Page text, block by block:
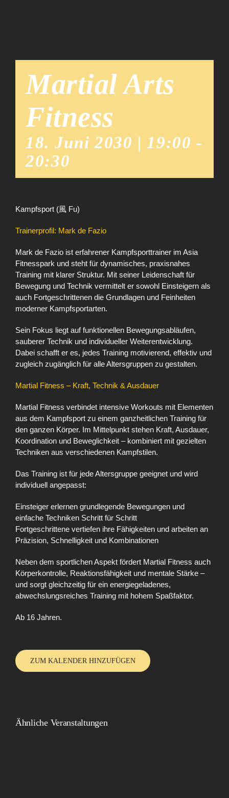
Martial Arts
Fitness
18. Juni 2030 | 19:00 -
20:30
Kampfsport (風 Fu)
Trainerprofil: Mark de Fazio
Mark de Fazio ist erfahrener Kampfsporttrainer im Asia
Fitnesspark und steht für dynamisches, praxisnahes
Training mit klarer Struktur. Mit seiner Leidenschaft für
Bewegung und Technik vermittelt er sowohl Einsteigern als
auch Fortgeschrittenen die Grundlagen und Feinheiten
moderner Kampfsportarten.
Sein Fokus liegt auf funktionellen Bewegungsabläufen,
sauberer Technik und individueller Weiterentwicklung.
Dabei schafft er es, jedes Training motivierend, effektiv und
zugleich zugänglich für alle Altersgruppen zu gestalten.
Martial Fitness – Kraft, Technik & Ausdauer
Martial Fitness verbindet intensive Workouts mit Elementen
aus dem Kampfsport zu einem ganzheitlichen Training für
den ganzen Körper. Im Mittelpunkt stehen Kraft, Ausdauer,
Koordination und Beweglichkeit – kombiniert mit gezielten
Techniken aus verschiedenen Kampfstilen.
Das Training ist für jede Altersgruppe geeignet und wird
individuell angepasst:
Einsteiger erlernen grundlegende Bewegungen und
einfache Techniken Schritt für Schritt
Fortgeschrittene vertiefen ihre Fähigkeiten und arbeiten an
Präzision, Schnelligkeit und Kombinationen
Neben dem sportlichen Aspekt fördert Martial Fitness auch
Körperkontrolle, Reaktionsfähigkeit und mentale Stärke –
und sorgt gleichzeitig für ein energiegeladenes,
abwechslungsreiches Training mit hohem Spaßfaktor.
Ab 16 Jahren.
ZUM KALENDER HINZUFÜGEN
Ähnliche Veranstaltungen